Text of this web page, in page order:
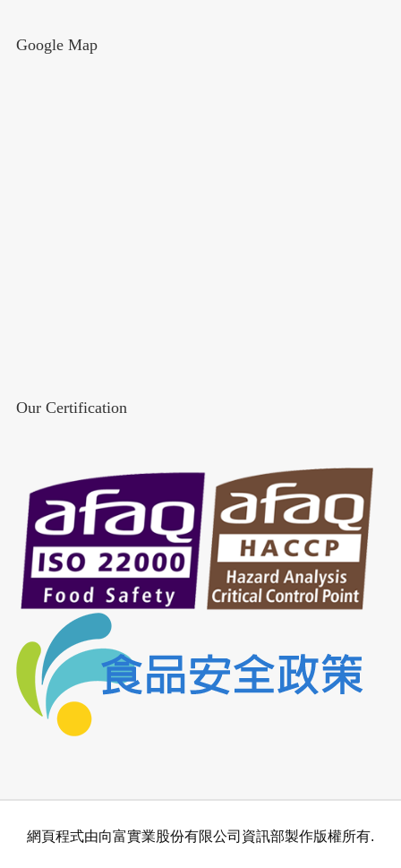
Google Map
Our Certification
網頁程式由向富實業股份有限公司資訊部製作版權所有.